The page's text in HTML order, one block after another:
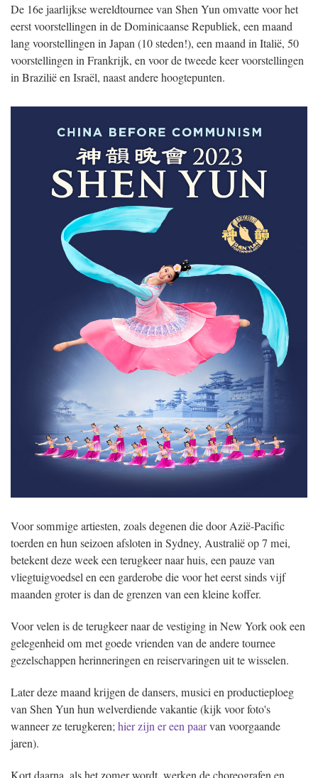
De 16e jaarlijkse wereldtournee van Shen Yun omvatte voor het
eerst voorstellingen in de Dominicaanse Republiek, een maand
lang voorstellingen in Japan (10 steden!), een maand in Italië, 50
voorstellingen in Frankrijk, en voor de tweede keer voorstellingen
in Brazilië en Israël, naast andere hoogtepunten.
Voor sommige artiesten, zoals degenen die door Azië-Pacific
toerden en hun seizoen afsloten in Sydney, Australië op 7 mei,
betekent deze week een terugkeer naar huis, een pauze van
vliegtuigvoedsel en een garderobe die voor het eerst sinds vijf
maanden groter is dan de grenzen van een kleine koffer.
Voor velen is de terugkeer naar de vestiging in New York ook een
gelegenheid om met goede vrienden van de andere tournee
gezelschappen herinneringen en reiservaringen uit te wisselen.
Later deze maand krijgen de dansers, musici en productieploeg
van Shen Yun hun welverdiende vakantie (kijk voor foto's
wanneer ze terugkeren;hier zijn er een paarvan voorgaande
jaren).